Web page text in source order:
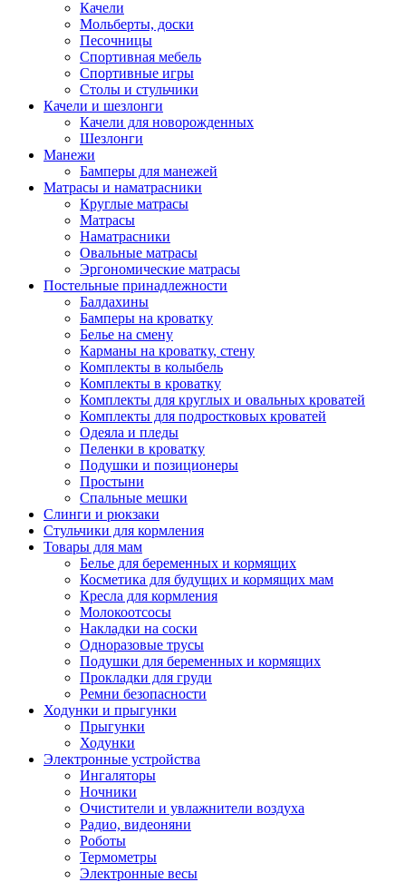
Качели
Мольберты, доски
Песочницы
Спортивная мебель
Спортивные игры
Столы и стульчики
Качели и шезлонги
Качели для новорожденных
Шезлонги
Манежи
Бамперы для манежей
Матрасы и наматрасники
Круглые матрасы
Матрасы
Наматрасники
Овальные матрасы
Эргономические матрасы
Постельные принадлежности
Балдахины
Бамперы на кроватку
Белье на смену
Карманы на кроватку, стену
Комплекты в колыбель
Комплекты в кроватку
Комплекты для круглых и овальных кроватей
Комплекты для подростковых кроватей
Одеяла и пледы
Пеленки в кроватку
Подушки и позиционеры
Простыни
Спальные мешки
Слинги и рюкзаки
Стульчики для кормления
Товары для мам
Белье для беременных и кормящих
Косметика для будущих и кормящих мам
Кресла для кормления
Молокоотсосы
Накладки на соски
Одноразовые трусы
Подушки для беременных и кормящих
Прокладки для груди
Ремни безопасности
Ходунки и прыгунки
Прыгунки
Ходунки
Электронные устройства
Ингаляторы
Ночники
Очистители и увлажнители воздуха
Радио, видеоняни
Роботы
Термометры
Электронные весы